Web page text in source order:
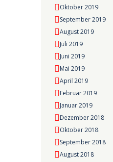
Oktober 2019
September 2019
August 2019
Juli 2019
Juni 2019
Mai 2019
April 2019
Februar 2019
Januar 2019
Dezember 2018
Oktober 2018
September 2018
August 2018